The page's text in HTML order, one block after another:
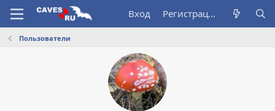
Вход Регистрация
Пользователи